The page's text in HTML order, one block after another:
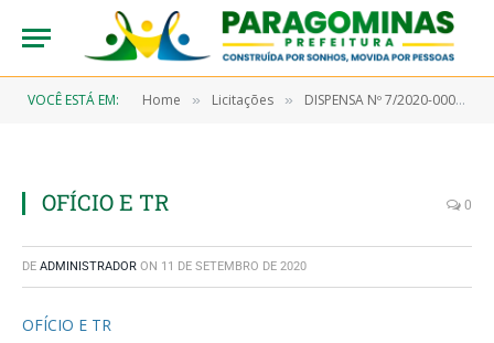
VOCÊ ESTÁ EM: Home » Licitações » DISPENSA Nº 7/2020-00055 (Aquisição de material de proteção e segurança, material de limpeza e produtos de higienização, material hospitalar e outros materiais de consumo)
OFÍCIO E TR 0
DE ADMINISTRADOR ON 11 DE SETEMBRO DE 2020
OFÍCIO E TR